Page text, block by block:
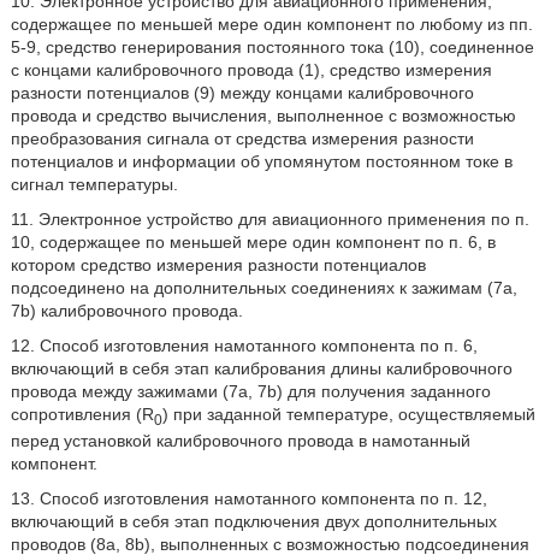
содержащее по меньшей мере один компонент по любому из пп.
5-9, средство генерирования постоянного тока (10), соединенное
с концами калибровочного провода (1), средство измерения
разности потенциалов (9) между концами калибровочного
провода и средство вычисления, выполненное с возможностью
преобразования сигнала от средства измерения разности
потенциалов и информации об упомянутом постоянном токе в
сигнал температуры.
11. Электронное устройство для авиационного применения по п.
10, содержащее по меньшей мере один компонент по п. 6, в
котором средство измерения разности потенциалов
подсоединено на дополнительных соединениях к зажимам (7а,
7b) калибровочного провода.
12. Способ изготовления намотанного компонента по п. 6,
включающий в себя этап калибрования длины калибровочного
провода между зажимами (7а, 7b) для получения заданного
сопротивления (R0) при заданной температуре, осуществляемый
перед установкой калибровочного провода в намотанный
компонент.
13. Способ изготовления намотанного компонента по п. 12,
включающий в себя этап подключения двух дополнительных
проводов (8а, 8b), выполненных с возможностью подсоединения